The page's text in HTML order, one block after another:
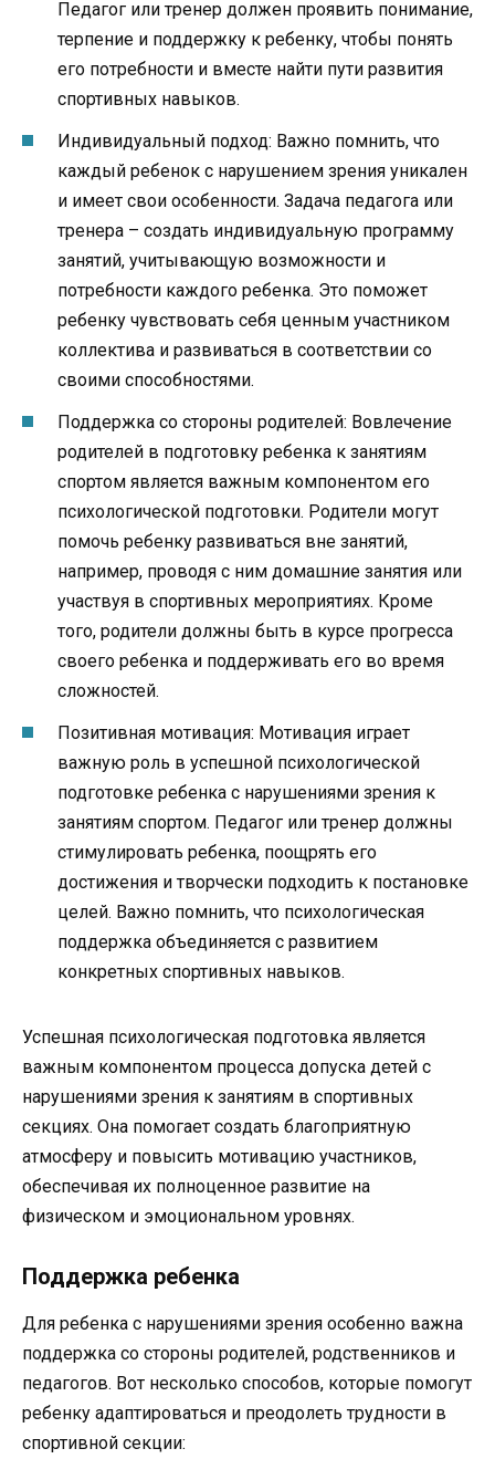
Педагог или тренер должен проявить понимание,
терпение и поддержку к ребенку, чтобы понять
его потребности и вместе найти пути развития
спортивных навыков.
Индивидуальный подход: Важно помнить, что
каждый ребенок с нарушением зрения уникален
и имеет свои особенности. Задача педагога или
тренера – создать индивидуальную программу
занятий, учитывающую возможности и
потребности каждого ребенка. Это поможет
ребенку чувствовать себя ценным участником
коллектива и развиваться в соответствии со
своими способностями.
Поддержка со стороны родителей: Вовлечение
родителей в подготовку ребенка к занятиям
спортом является важным компонентом его
психологической подготовки. Родители могут
помочь ребенку развиваться вне занятий,
например, проводя с ним домашние занятия или
участвуя в спортивных мероприятиях. Кроме
того, родители должны быть в курсе прогресса
своего ребенка и поддерживать его во время
сложностей.
Позитивная мотивация: Мотивация играет
важную роль в успешной психологической
подготовке ребенка с нарушениями зрения к
занятиям спортом. Педагог или тренер должны
стимулировать ребенка, поощрять его
достижения и творчески подходить к постановке
целей. Важно помнить, что психологическая
поддержка объединяется с развитием
конкретных спортивных навыков.
Успешная психологическая подготовка является
важным компонентом процесса допуска детей с
нарушениями зрения к занятиям в спортивных
секциях. Она помогает создать благоприятную
атмосферу и повысить мотивацию участников,
обеспечивая их полноценное развитие на
физическом и эмоциональном уровнях.
Поддержка ребенка
Для ребенка с нарушениями зрения особенно важна
поддержка со стороны родителей, родственников и
педагогов. Вот несколько способов, которые помогут
ребенку адаптироваться и преодолеть трудности в
спортивной секции: